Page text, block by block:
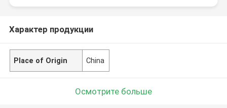
Характер продукции
Place of Origin China
Осмотрите больше